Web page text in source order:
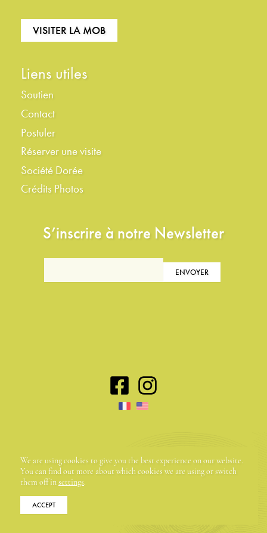
VISITER LA MOB
Liens utiles
Soutien
Contact
Postuler
Réserver une visite
Société Dorée
Crédits Photos
S’inscrire à notre Newsletter
Maison Dora Maar | 58, rue du Portail Neuf | 84560
Ménerbes, France | +33 (0)4 90 72 54 70
We are using cookies to give you the best experience on our website.
You can find out more about which cookies we are using or switch
them off in settings.
ACCEPT